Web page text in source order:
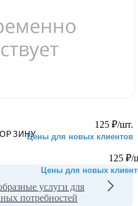
125 ₽/шт.
Цены для новых клиентов
125 ₽/
Цены для новых
услуги для
потребностей